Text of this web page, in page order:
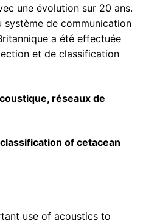
une évolution sur 20 ans.
système de communication
a été effectuée
et de classification
réseaux de
of cetacean
use of acoustics to